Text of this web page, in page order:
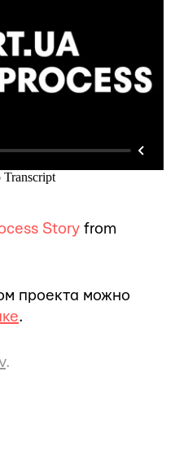
Story from
проекта можно
.
.